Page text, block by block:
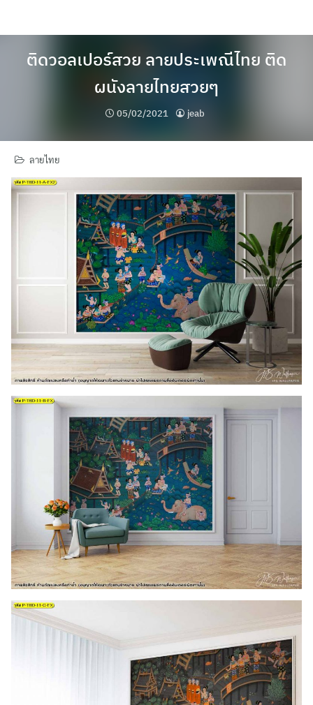
ติดวอลเปอร์สวย ลายประเพณีไทย ติด
ผนังลายไทยสวยๆ
05/02/2021 jeab
ลายไทย